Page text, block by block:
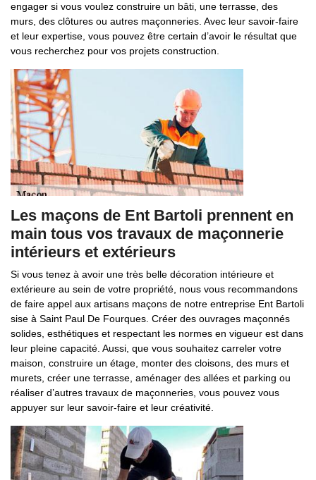
engager si vous voulez construire un bâti, une terrasse, des
murs, des clôtures ou autres maçonneries. Avec leur savoir-faire
et leur expertise, vous pouvez être certain d’avoir le résultat que
vous recherchez pour vos projets construction.
Les maçons de Ent Bartoli prennent en
main tous vos travaux de maçonnerie
intérieurs et extérieurs
Si vous tenez à avoir une très belle décoration intérieure et
extérieure au sein de votre propriété, nous vous recommandons
de faire appel aux artisans maçons de notre entreprise Ent Bartoli
sise à Saint Paul De Fourques. Créer des ouvrages maçonnés
solides, esthétiques et respectant les normes en vigueur est dans
leur pleine capacité. Aussi, que vous souhaitez carreler votre
maison, construire un étage, monter des cloisons, des murs et
murets, créer une terrasse, aménager des allées et parking ou
réaliser d’autres travaux de maçonneries, vous pouvez vous
appuyer sur leur savoir-faire et leur créativité.